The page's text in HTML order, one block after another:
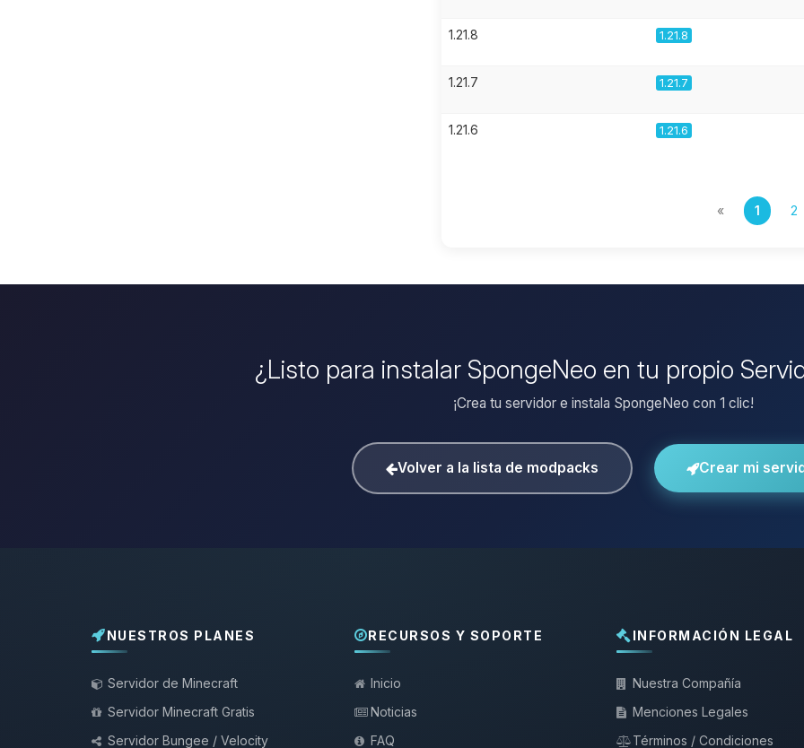
1.21.8 1.21.8
1.21.7 1.21.7
1.21.6 1.21.6
« 1 2
¿Listo para instalar SpongeNeo en tu propio
¡Crea tu servidor e instala SpongeNeo con 1 clic!
Volver a la lista de modpacks Crear mi
NUESTROS PLANES
Servidor de Minecraft
Servidor Minecraft Gratis
Servidor Bungee / Velocity
RECURSOS Y SOPORTE
Inicio
Noticias
FAQ
INFORMACIÓN LEGAL
Nuestra Compañía
Menciones Legales
Términos / Condiciones